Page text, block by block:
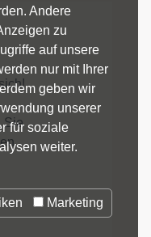
Andere
zu
auf unsere
nur mit Ihrer
geben wir
unserer
für soziale
weiter.
Marketing
Sie